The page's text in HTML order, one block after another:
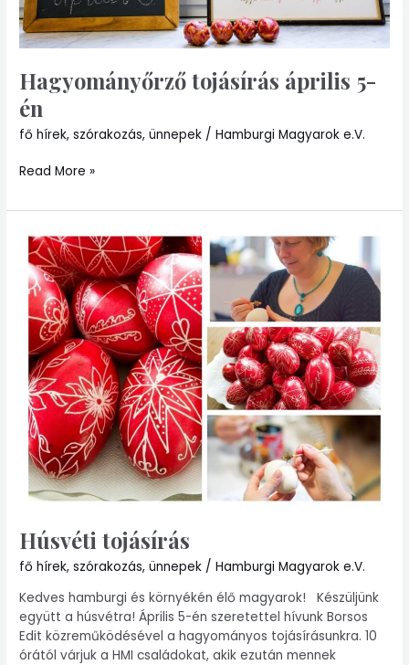
Hagyományőrző tojásírás április 5-
én
fő hírek,szórakozás,ünnepek /Hamburgi Magyarok e.V.
Read More »
Húsvéti tojásírás
fő hírek,szórakozás,ünnepek /Hamburgi Magyarok e.V.
Kedves hamburgi és környékén élő magyarok! Készüljünk
együtt a húsvétra! Április 5-én szeretettel hívunk Borsos
Edit közreműködésével a hagyományos tojásírásunkra. 10
órától várjuk a HMI családokat, akik ezután mennek
Húsvéti
tojásírás